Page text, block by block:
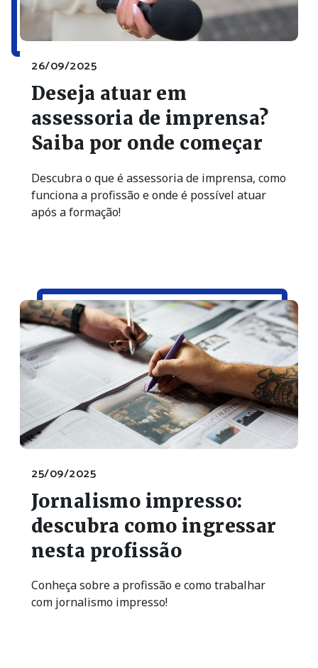
26/09/2025
Deseja atuar em
assessoria de imprensa?
Saiba por onde começar
Descubra o que é assessoria de imprensa, como
funciona a profissão e onde é possível atuar
após a formação!
25/09/2025
Jornalismo impresso:
descubra como ingressar
nesta profissão
Conheça sobre a profissão e como trabalhar
com jornalismo impresso!